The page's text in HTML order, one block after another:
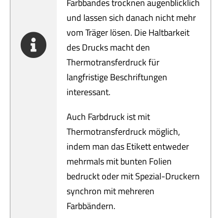
Jobs
mehr
Farbbandes trocknen augenblicklich
und lassen sich danach nicht mehr
vom Träger lösen. Die Haltbarkeit
des Drucks macht den
Thermotransferdruck für
langfristige Beschriftungen
interessant.
Auch Farbdruck ist mit
Thermotransferdruck möglich,
indem man das Etikett entweder
mehrmals mit bunten Folien
bedruckt oder mit Spezial-Druckern
synchron mit mehreren
Farbbändern.